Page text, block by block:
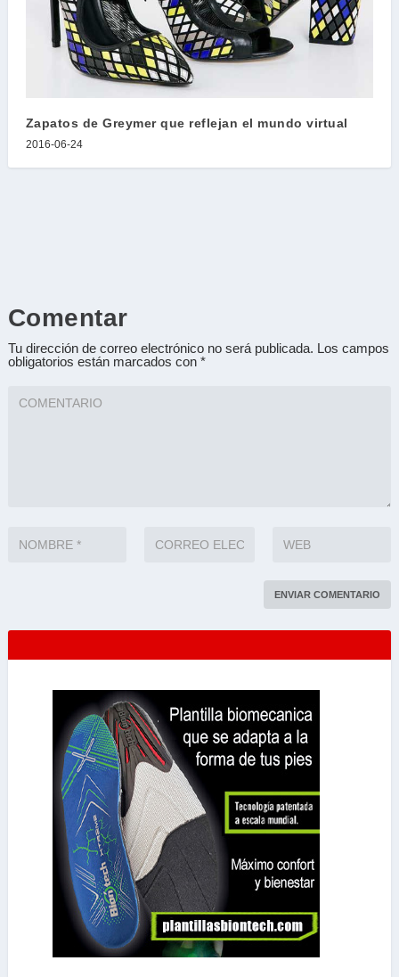
Zapatos de Greymer que reflejan el mundo virtual
2016-06-24
Comentar
Tu dirección de correo electrónico no será publicada. Los campos
obligatorios están marcados con *